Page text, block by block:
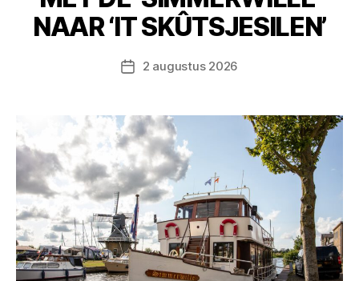
NAAR ‘IT SKÛTSJESILEN’
Berichtdatum
2 augustus 2026